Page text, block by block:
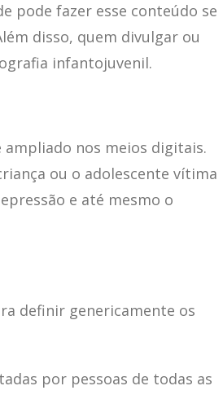
pode fazer esse conteúdo se
disso, quem divulgar ou
infantojuvenil.
nos meios digitais.
ou o adolescente vítima
e até mesmo o
definir genericamente os
por pessoas de todas as